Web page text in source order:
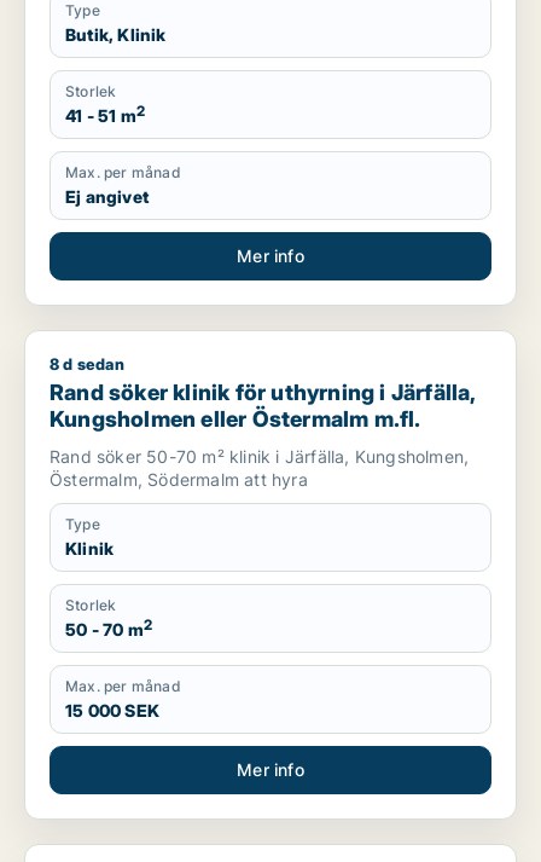
Type
Butik, Klinik
Storlek
41 - 51 m2
Max. per månad
Ej angivet
Mer info
Rand söker klinik för uthyrning i Järfälla, Kungsholmen eller
8 d sedan
Rand söker klinik för uthyrning i Järfälla,
Kungsholmen eller Östermalm m.fl.
Rand söker 50-70 m² klinik i Järfälla, Kungsholmen,
Östermalm, Södermalm att hyra
Type
Klinik
Storlek
50 - 70 m2
Max. per månad
15 000 SEK
Mer info